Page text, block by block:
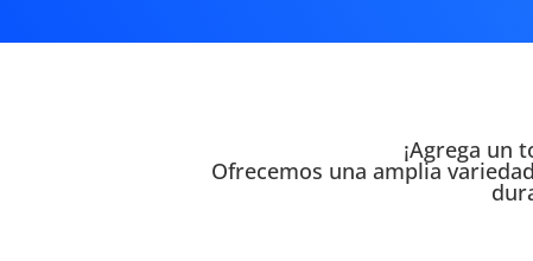
¡Agrega un
Ofrecemos una amplia